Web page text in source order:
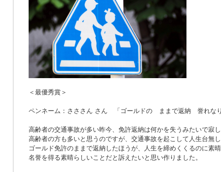
＜最優秀賞＞
ペンネーム：さささん さん 「ゴールドの ままで返納 誉れな
高齢者の交通事故が多い昨今、免許返納は何かを失うみたいで寂
高齢者の方も多いと思うのですが、交通事故を起こして人生台無
ゴールド免許のままで返納したほうが、人生を締めくくるのに素
名誉を得る素晴らしいことだと訴えたいと思い作りました。